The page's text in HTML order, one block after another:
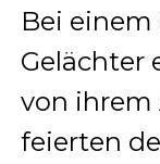
Bei einem
Gelächter
von ihrem
feierten